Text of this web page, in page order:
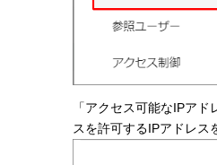
「アクセス可能なIPア
スを許可するIPアドレス